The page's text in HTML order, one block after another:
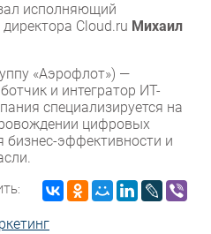
исполняющий
Cloud.ru Михаил
«Аэрофлот») —
и интегратор ИТ-
специализируется на
цифровых
бизнес-эффективности и